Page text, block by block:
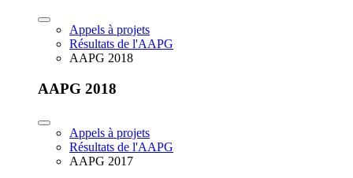
Appels à projets
Résultats de l'AAPG
AAPG 2018
AAPG 2018
Appels à projets
Résultats de l'AAPG
AAPG 2017